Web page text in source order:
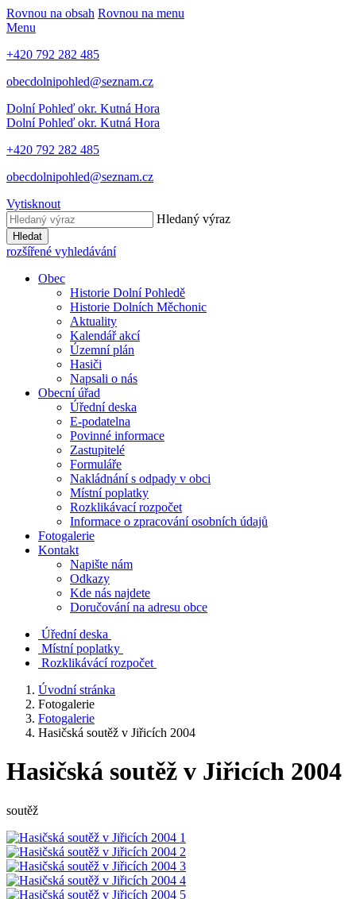
Rovnou na obsah Rovnou na menu
Menu
+420 792 282 485
obecdolnipohled@seznam.cz
Dolní Pohleď okr. Kutná Hora
Dolní Pohleď okr. Kutná Hora
+420 792 282 485
obecdolnipohled@seznam.cz
Vytisknout
Hledaný výraz
Hledat
rozšířené vyhledávání
Obec
Historie Dolní Pohledě
Historie Dolních Měchonic
Aktuality
Kalendář akcí
Územní plán
Hasiči
Napsali o nás
Obecní úřad
Úřední deska
E-podatelna
Povinné informace
Zastupitelé
Formuláře
Nakládnání s odpady v obci
Místní poplatky
Rozklikávací rozpočet
Informace o zpracování osobních údajů
Fotogalerie
Kontakt
Napište nám
Odkazy
Kde nás najdete
Doručování na adresu obce
Úřední deska
Místní poplatky
Rozklikávácí rozpočet
Úvodní stránka
Fotogalerie
Fotogalerie
Hasičská soutěž v Jiřicích 2004
Hasičská soutěž v Jiřicích 2004
soutěž